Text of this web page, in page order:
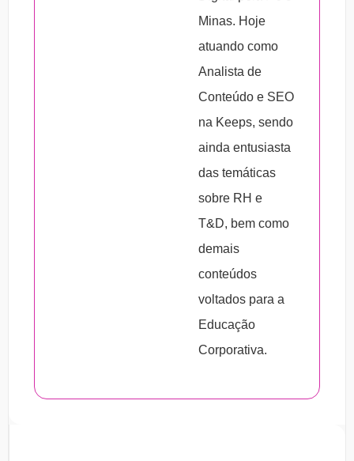
que os clientes percebam a valorização das
quanto melhores forem os
serviços e quanto mais as inovações
agregarem de modo positivo, facilitador e
surpreendente para os clientes, melhor será
aprimorar as ofertas de
produtos/serviços, o atendimento aos
consumidores e demais métodos de
comunicação interno e externo é uma
tendências da inovação empresarial.
Minas. Hoje
atuando como
Analista de
Conteúdo e SEO
na Keeps, sendo
ainda entusiasta
das temáticas
sobre RH e
T&D, bem como
demais
conteúdos
voltados para a
Educação
Corporativa.